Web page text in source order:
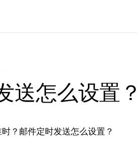
送怎么设置